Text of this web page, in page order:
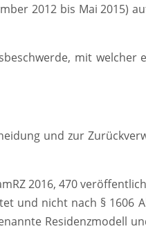
2012 bis Mai 2015)
mit welcher
und zur
2016, 470
und nicht nach § 1606
Residenzmodell